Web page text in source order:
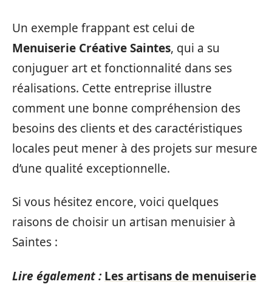
Un exemple frappant est celui de
Menuiserie Créative Saintes, qui a su
conjuguer art et fonctionnalité dans ses
réalisations. Cette entreprise illustre
comment une bonne compréhension des
besoins des clients et des caractéristiques
locales peut mener à des projets sur mesure
d’une qualité exceptionnelle.
Si vous hésitez encore, voici quelques
raisons de choisir un artisan menuisier à
Saintes :
Lire également : Les artisans de menuiserie